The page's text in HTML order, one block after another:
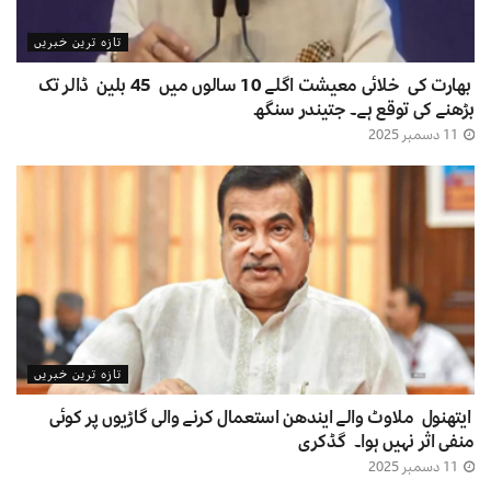
تازہ ترین خبریں
بھارت کی خلائی معیشت اگلے 10 سالوں میں 45 بلین ڈالر تک
بڑھنے کی توقع ہے۔ جتیندر سنگھ
تازہ ترین خبریں
ایتھنول ملاوٹ والے ایندھن استعمال کرنے والی گاڑیوں پر کوئی
منفی اثر نہیں ہوا۔ گڈکری